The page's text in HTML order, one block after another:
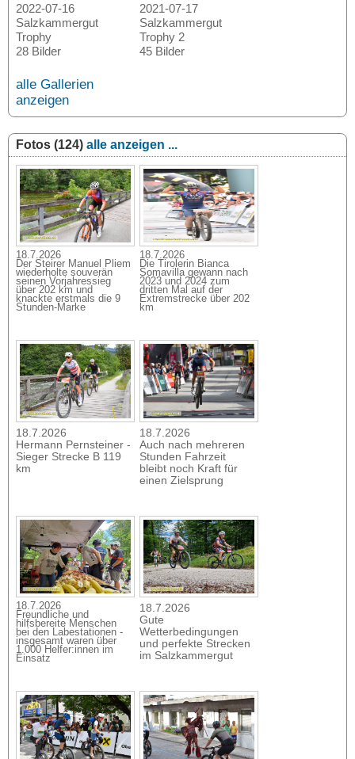
2022-07-16
Salzkammergut
Trophy
28 Bilder
2021-07-17
Salzkammergut
Trophy 2
45 Bilder
alle Gallerien
anzeigen
Fotos (124) alle anzeigen ...
18.7.2026
Der Steirer Manuel Pliem
wiederholte souverän
seinen Vorjahressieg
über 202 km und
knackte erstmals die 9
Stunden-Marke
18.7.2026
Die Tirolerin Bianca
Somavilla gewann nach
2023 und 2024 zum
dritten Mal auf der
Extremstrecke über 202
km
18.7.2026
Hermann Pernsteiner -
Sieger Strecke B 119
km
18.7.2026
Auch nach mehreren
Stunden Fahrzeit
bleibt noch Kraft für
einen Zielsprung
18.7.2026
Freundliche und
hilfsbereite Menschen
bei den Labestationen -
insgesamt waren über
1.000 Helfer:innen im
Einsatz
18.7.2026
Gute
Wetterbedingungen
und perfekte Strecken
im Salzkammergut